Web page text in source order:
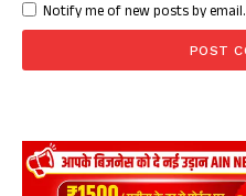
Notify me of new posts by email.